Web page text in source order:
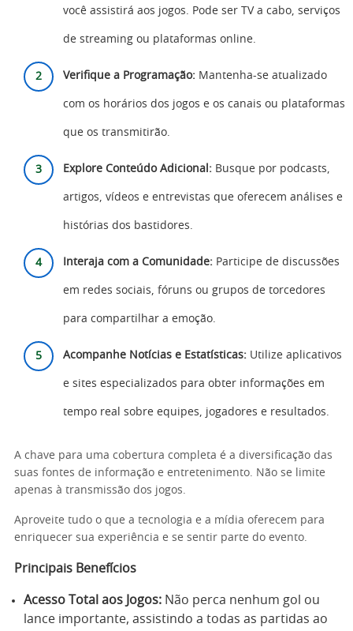
você assistirá aos jogos. Pode ser TV a cabo, serviços
de streaming ou plataformas online.
Verifique a Programação: Mantenha-se atualizado
com os horários dos jogos e os canais ou plataformas
que os transmitirão.
Explore Conteúdo Adicional: Busque por podcasts,
artigos, vídeos e entrevistas que oferecem análises e
histórias dos bastidores.
Interaja com a Comunidade: Participe de discussões
em redes sociais, fóruns ou grupos de torcedores
para compartilhar a emoção.
Acompanhe Notícias e Estatísticas: Utilize aplicativos
e sites especializados para obter informações em
tempo real sobre equipes, jogadores e resultados.
A chave para uma cobertura completa é a diversificação das
suas fontes de informação e entretenimento. Não se limite
apenas à transmissão dos jogos.
Aproveite tudo o que a tecnologia e a mídia oferecem para
enriquecer sua experiência e se sentir parte do evento.
Principais Benefícios
Acesso Total aos Jogos: Não perca nenhum gol ou
lance importante, assistindo a todas as partidas ao